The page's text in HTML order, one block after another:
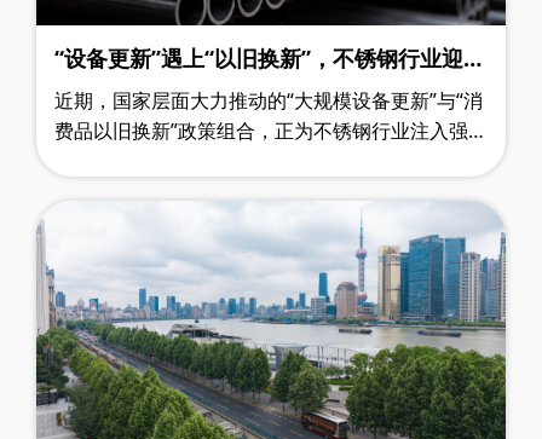
“设备更新”遇上“以旧换新”，不锈钢行业迎来
政策“及时雨”
近期，国家层面大力推动的“大规模设备更新”与“消
费品以旧换新”政策组合，正为不锈钢行业注入强劲